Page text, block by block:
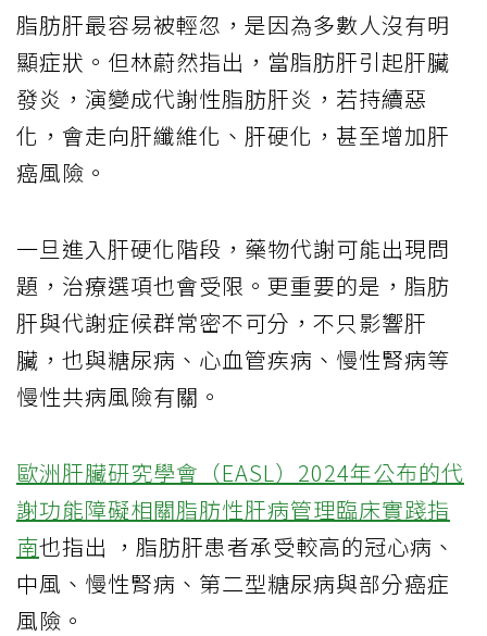
脂肪肝最容易被輕忽，是因為多數人沒有明
顯症狀。但林蔚然指出，當脂肪肝引起肝臟
發炎，演變成代謝性脂肪肝炎，若持續惡
化，會走向肝纖維化、肝硬化，甚至增加肝
癌風險。
一旦進入肝硬化階段，藥物代謝可能出現問
題，治療選項也會受限。更重要的是，脂肪
肝與代謝症候群常密不可分，不只影響肝
臟，也與糖尿病、心血管疾病、慢性腎病等
慢性共病風險有關。
歐洲肝臟研究學會（EASL）2024年公布的代
謝功能障礙相關脂肪性肝病管理臨床實踐指
南也指出 ，脂肪肝患者承受較高的冠心病、
中風、慢性腎病、第二型糖尿病與部分癌症
風險。